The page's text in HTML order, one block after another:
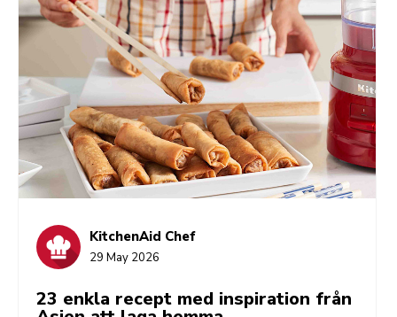
KitchenAid Chef
29 May 2026
23 enkla recept med inspiration från